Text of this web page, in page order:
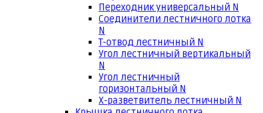
Переходник универсальный N
Соединители лестничного лотка
N
Т-отвод лестничный N
Угол лестничный вертикальный
N
Угол лестничный
горизонтальный N
Х-разветвитель лестничный N